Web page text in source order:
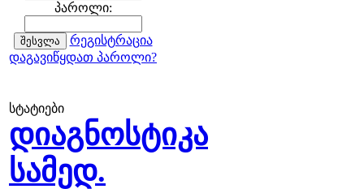
პაროლი:
რეგისტრაცია
დაგავიწყდათ პაროლი?
სტატიები
დიაგნოსტიკა
სამედ.